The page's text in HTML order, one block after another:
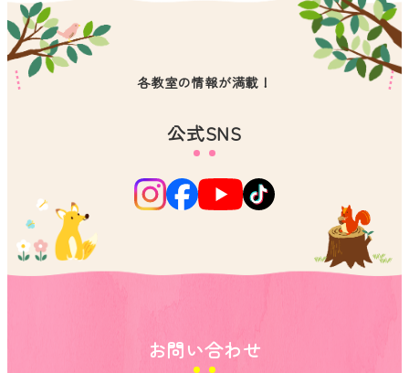
各教室の情報が満載！
公式SNS
お問い合わせ